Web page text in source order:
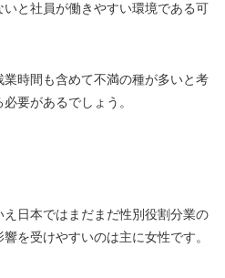
と社員が働きやすい環境である可
時間も含めて不満の種が多いと考
要があるでしょう。
日本ではまだまだ性別役割分業の
を受けやすいのは主に女性です。